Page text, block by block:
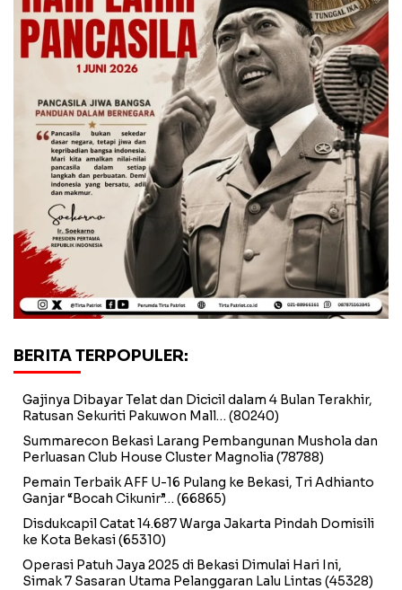
BERITA TERPOPULER:
Gajinya Dibayar Telat dan Dicicil dalam 4 Bulan Terakhir,
Ratusan Sekuriti Pakuwon Mall… (80240)
Summarecon Bekasi Larang Pembangunan Mushola dan
Perluasan Club House Cluster Magnolia (78788)
Pemain Terbaik AFF U-16 Pulang ke Bekasi, Tri Adhianto
Ganjar “Bocah Cikunir”… (66865)
Disdukcapil Catat 14.687 Warga Jakarta Pindah Domisili
ke Kota Bekasi(65310)
Operasi Patuh Jaya 2025 di Bekasi Dimulai Hari Ini,
Simak 7 Sasaran Utama Pelanggaran Lalu Lintas (45328)